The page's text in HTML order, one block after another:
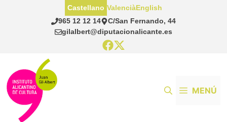
965 12 12 14
C/San Fernando, 44
gilalbert@diputacionalicante.es
Castellano ValenciàEnglish
MENÚ